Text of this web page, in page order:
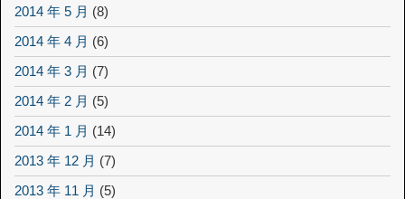
2014 年 5 月 (8)
2014 年 4 月 (6)
2014 年 3 月 (7)
2014 年 2 月 (5)
2014 年 1 月 (14)
2013 年 12 月 (7)
2013 年 11 月 (5)